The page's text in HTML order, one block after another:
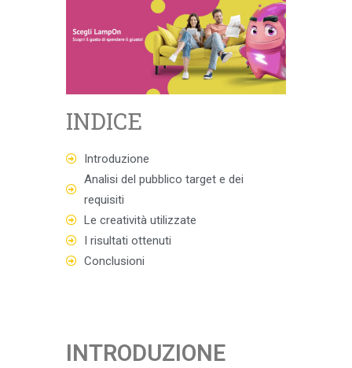
INDICE
Introduzione
Analisi del pubblico target e dei
requisiti
Le creatività utilizzate
I risultati ottenuti
Conclusioni
INTRODUZIONE